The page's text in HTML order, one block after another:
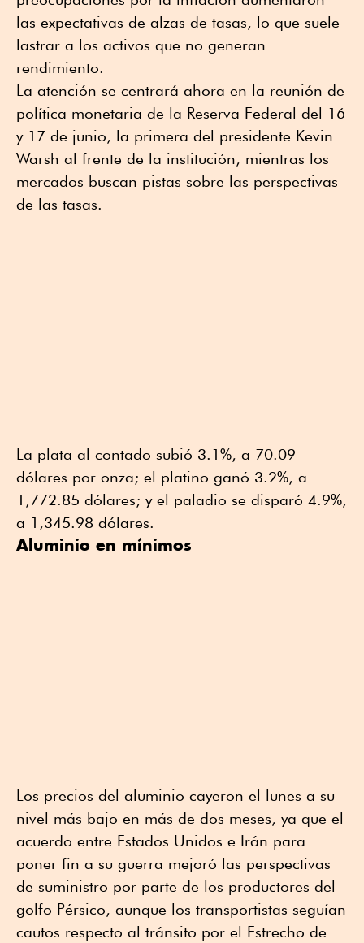
las expectativas de alzas de tasas, lo que suele
lastrar a los activos que no generan
rendimiento.
La atención se centrará ahora en la reunión de
política monetaria de la Reserva Federal del 16
y 17 de junio, la primera del presidente Kevin
Warsh al frente de la institución, mientras los
mercados buscan pistas sobre las perspectivas
de las tasas.
La plata al contado subió 3.1%, a 70.09
dólares por onza; el platino ganó 3.2%, a
1,772.85 dólares; y el paladio se disparó 4.9%,
a 1,345.98 dólares.
Aluminio en mínimos
Los precios del aluminio cayeron el lunes a su
nivel más bajo en más de dos meses, ya que el
acuerdo entre Estados Unidos e Irán para
poner fin a su guerra mejoró las perspectivas
de suministro por parte de los productores del
golfo Pérsico, aunque los transportistas seguían
cautos respecto al tránsito por el Estrecho de